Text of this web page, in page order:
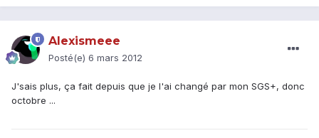
Alexismeee
Posté(e) 6 mars 2012
J'sais plus, ça fait depuis que je l'ai changé par mon SGS+, donc
octobre ...